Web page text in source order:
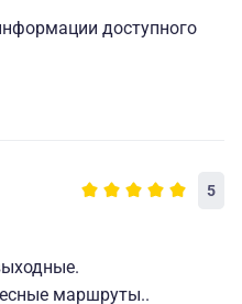
доступного
5
маршруты..